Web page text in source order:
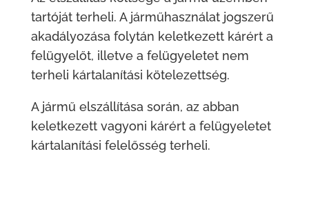
tartóját terheli. A járműhasználat jogszerű
akadályozása folytán keletkezett kárért a
felügyelőt, illetve a felügyeletet nem
terheli kártalanítási kötelezettség.
A jármű elszállítása során, az abban
keletkezett vagyoni kárért a felügyeletet
kártalanítási felelősség terheli.